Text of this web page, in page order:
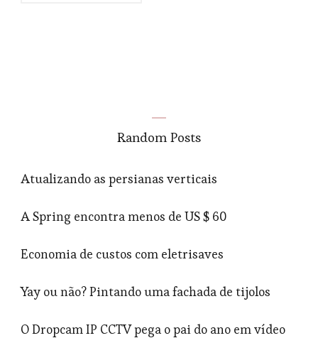
Random Posts
Atualizando as persianas verticais
A Spring encontra menos de US $ 60
Economia de custos com eletrisaves
Yay ou não? Pintando uma fachada de tijolos
O Dropcam IP CCTV pega o pai do ano em vídeo